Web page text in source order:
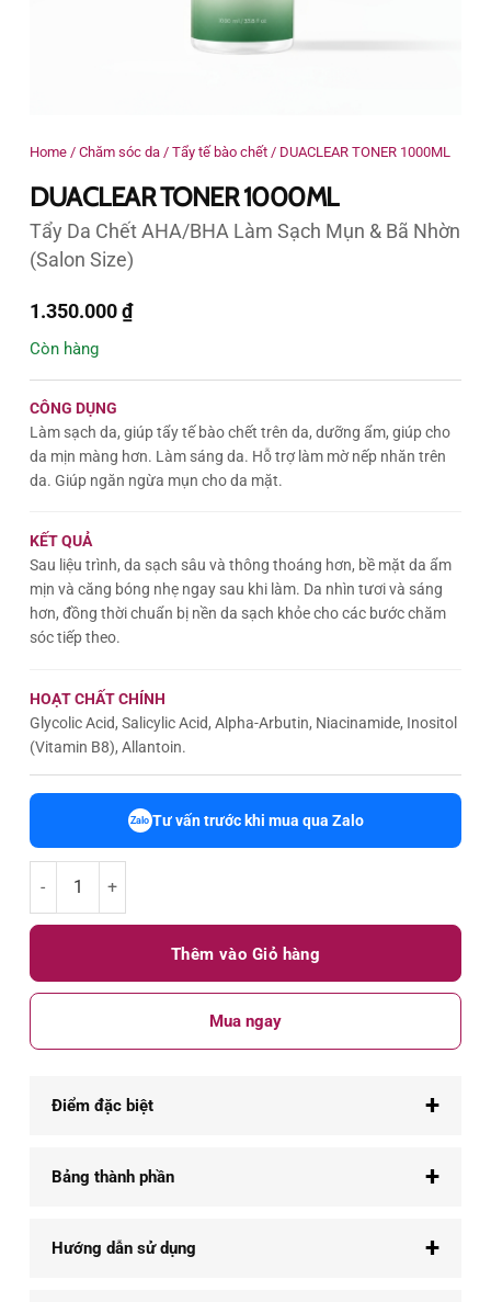
Home / Chăm sóc da / Tẩy tế bào chết / DUACLEAR TONER 1000ML
DUACLEAR TONER 1000ML
Tẩy Da Chết AHA/BHA Làm Sạch Mụn & Bã Nhờn
(Salon Size)
1.350.000₫
Còn hàng
CÔNG DỤNG
Làm sạch da, giúp tẩy tế bào chết trên da, dưỡng ẩm, giúp cho
da mịn màng hơn. Làm sáng da. Hỗ trợ làm mờ nếp nhăn trên
da. Giúp ngăn ngừa mụn cho da mặt.
KẾT QUẢ
Sau liệu trình, da sạch sâu và thông thoáng hơn, bề mặt da ẩm
mịn và căng bóng nhẹ ngay sau khi làm. Da nhìn tươi và sáng
hơn, đồng thời chuẩn bị nền da sạch khỏe cho các bước chăm
sóc tiếp theo.
HOẠT CHẤT CHÍNH
Glycolic Acid, Salicylic Acid, Alpha-Arbutin, Niacinamide, Inositol
(Vitamin B8), Allantoin.
Zalo Tư vấn trước khi mua qua Zalo
Thêm vào Giỏ hàng
Mua ngay
Điểm đặc biệt +
Bảng thành phần +
Hướng dẫn sử dụng +